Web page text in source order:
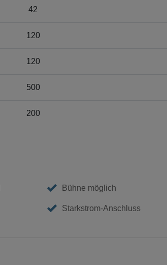
42
120
120
500
200
Bühne möglich
Starkstrom-Anschluss